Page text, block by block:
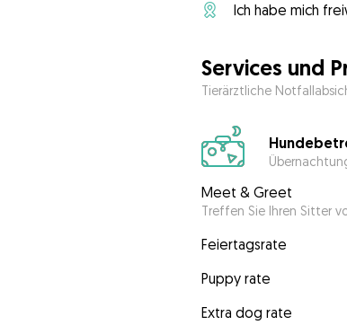
Ich habe mich
Services und
Tierärztliche
Meet & Greet
Treffen Sie Ihren Sitter
Feiertagsrate
Puppy rate
Extra dog rate